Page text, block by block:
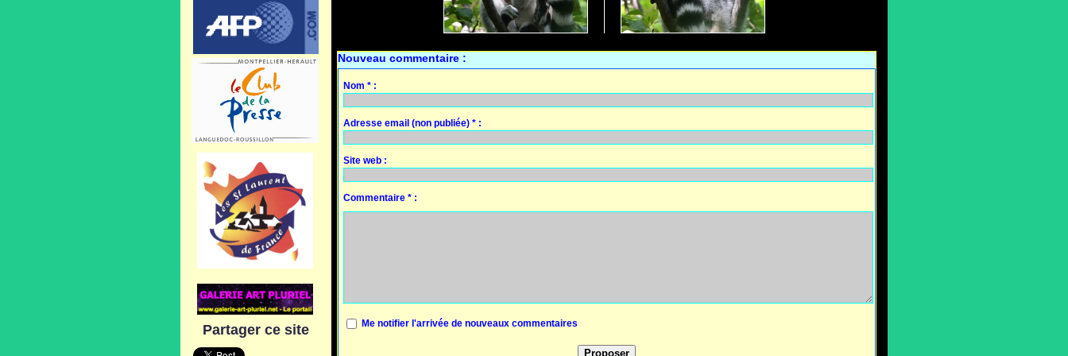
Partager ce site
Nouveau commentaire :
Nom * :
Adresse email (non publiée) * :
Site web :
Commentaire * :
Me notifier l'arrivée de nouveaux commentaires